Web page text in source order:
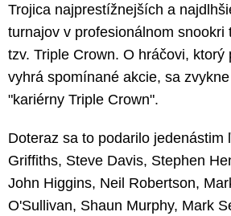
Trojica najprestížnejších a
turnajov v profesionálnom snookri
tzv. Triple Crown. O hráčovi, ktorý
vyhrá spomínané akcie, sa
"kariérny Triple Crown".
Doteraz sa to podarilo jedenástim
Griffiths, Steve Davis, Stephen
John Higgins, Neil Robertson,
O'Sullivan, Shaun Murphy, Mark